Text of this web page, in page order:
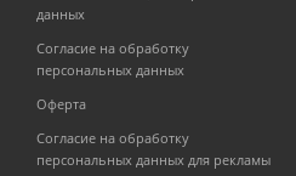
данных
Согласие на обработку
персональных данных
Оферта
Согласие на обработку
персональных данных для рекламы